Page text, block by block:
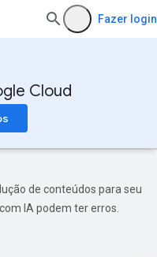
Fazer login
Cloud
de conteúdos para seu
IA podem ter erros.